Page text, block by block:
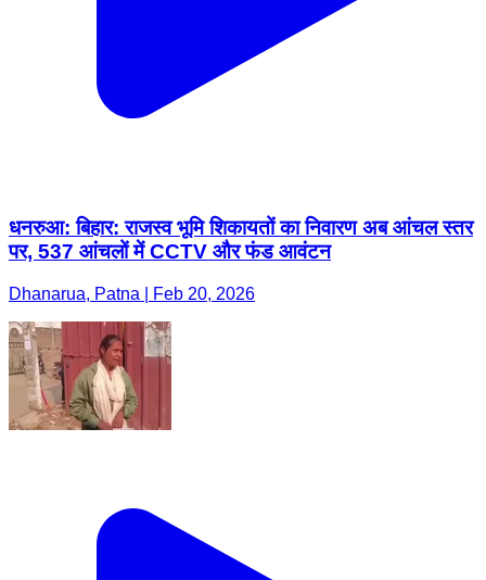
धनरुआ: बिहार: राजस्व भूमि शिकायतों का निवारण अब आंचल स्तर
पर, 537 आंचलों में CCTV और फंड आवंटन
Dhanarua, Patna | Feb 20, 2026